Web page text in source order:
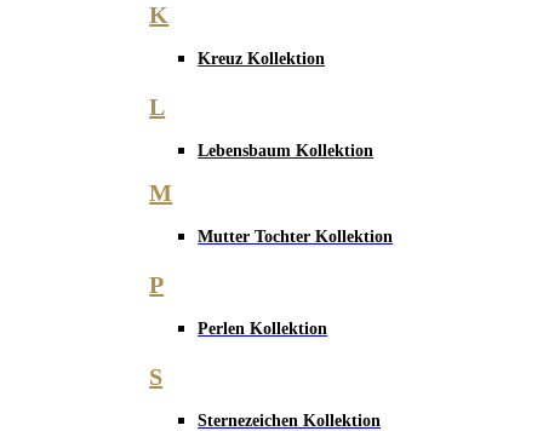
K
Kreuz Kollektion
L
Lebensbaum Kollektion
M
Mutter Tochter Kollektion
P
Perlen Kollektion
S
Sternezeichen Kollektion